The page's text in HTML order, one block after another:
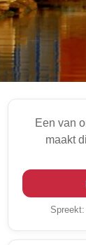
Een van
maakt
Spreekt: